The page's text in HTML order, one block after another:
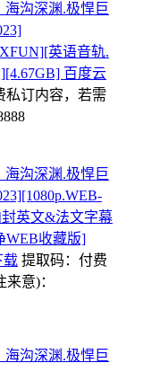
沟深渊.极悍巨
英语音轨.
百度云
私订内容，若需
沟深渊.极悍巨
英文&法文字幕
WEB收藏版]
载 提取码： 付费
意)：
沟深渊.极悍巨